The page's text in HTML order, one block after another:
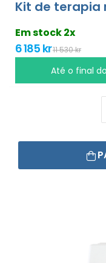
Kit de terapia
Em stock 2x
6 185 kr11 530 kr
Até o final